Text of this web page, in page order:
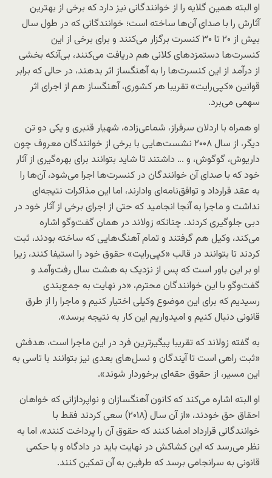
او البته همین گلایه را از خوانندگانی نیز دارد که برخی از بهترین
آثارش را با صدای آن‌ها ساخته است؛ خوانندگانی که در طول سال
بیش از ۲۰ تا ۳۰ کنسرت برگزار می‌کنند و برای برخی از این
کنسرت‌ها دستمزدهای کلانی هم دریافت می‌کنند، بی‌آنکه بخشی
از درآمد از این کنسرت‌ها را به آهنگساز اثر بدهند، در حالی که برابر
قوانین «کپی‌رایت» تقریبا هر کشوری، آهنگساز هم از اجرای اثر
سهمی می‌برد.
او همراه با اردلان سرفراز، شماعی‌زاده، شهیار قنبری و یکی دو تن
دیگر، از سال ۲۰۰۸ نشست‌هایی با برخی از خوانندگان معروف چون
داریوش، گوگوش، و … داشتند تا شاید بتوانند برای بهره‌گیری از آثار
خود که با صدای آن خوانندگان در کنسرت‌ها اجرا می‌شود، آن‌ها را
به عقد قرارداد و توافق‌نامه‌ای وادارند، اما این مذاکرات نتیجه‌ای
نداشت و ماجرا به آنجا انجامید که حتی از اجرای برخی از آثار خود در
دبی جلوگیری کردند. چنانکه زولاند در همان گفت‌وگو اشاره
می‌کند، وکیل هم گرفتند و تمام آهنگ‌هایی که ساخته بودند، ثبت
کردند تا بتوانند در قالب «کپی‌رایت» حقوق خود را استیفا کنند، زیرا
او بر این باور است که پس از نزدیک به هشت سال رفت‌وآمد و
گفت‌وگو با این خوانندگان محترم، «در نهایت به جمع‌بندی
رسیدیم که برای این موضوع وکیلی اختیار کنیم و ماجرا را از طرق
قانونی دنبال کنیم و امیدواریم این کار به نتیجه برسد».
به گفته زولاند که تقریبا پیگیرترین فرد در این ماجرا است، هدفش
«ثبت راهی است تا آیندگان و نسل‌های بعدی نیز بتوانند با تاسی به
این مسیر، از حقوق حقه‌ای برخوردار شوند».
او البته اشاره می‌کند که کانون آهنگسازان و نواپردازانی که خواهان
احقاق حق خودند، «از آن سال (۲۰۱۸) سعی کردند فقط با
خوانندگانی قرارداد امضا کنند که حقوق آن را پرداخت کنند»، اما به
نظر می‌رسد که این کشاکش در نهایت باید در دادگاه و با حکمی
قانونی به سرانجامی برسد که طرفین به آن تمکین کنند.